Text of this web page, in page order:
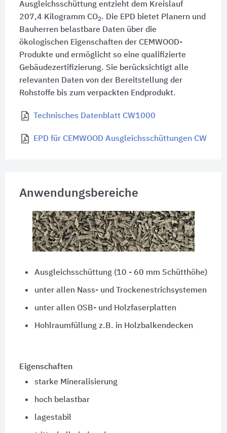
Ausgleichsschüttung entzieht dem Kreislauf
207,4 Kilogramm CO2. Die EPD bietet Planern und
Bauherren belastbare Daten über die
ökologischen Eigenschaften der CEMWOOD-
Produkte und ermöglicht so eine qualifizierte
Gebäudezertifizierung. Sie berücksichtigt alle
relevanten Daten von der Bereitstellung der
Rohstoffe bis zum verpackten Endprodukt.
Technisches Datenblatt CW1000
EPD für CEMWOOD Ausgleichsschüttungen CW
Anwendungsbereiche
Ausgleichsschüttung (10 - 60 mm Schütthöhe)
unter allen Nass- und Trockenestrichsystemen
unter allen OSB- und Holzfaserplatten
Hohlraumfüllung z.B. in Holzbalkendecken
Eigenschaften
starke Mineralisierung
hoch belastbar
lagestabil